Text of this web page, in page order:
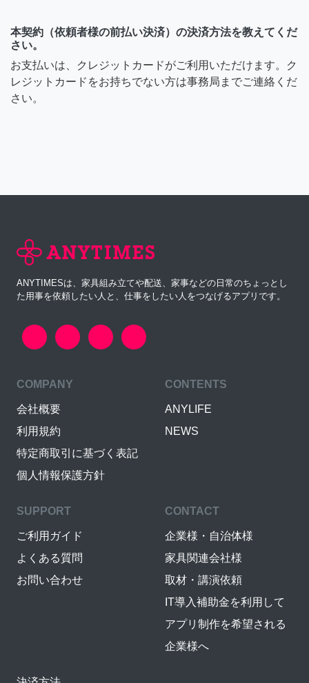
本契約（依頼者様の前払い決済）の決済方法を教えてくだ
さい。
お支払いは、クレジットカードがご利用いただけます。ク
レジットカードをお持ちでない方は事務局までご連絡くだ
さい。
ANYTIMESは、家具組み立てや配送、家事などの日常のちょっとし
た用事を依頼したい人と、仕事をしたい人をつなげるアプリです。
COMPANY
会社概要
利用規約
特定商取引に基づく表記
個人情報保護方針
CONTENTS
ANYLIFE
NEWS
SUPPORT
ご利用ガイド
よくある質問
お問い合わせ
CONTACT
企業様・自治体様
家具関連会社様
取材・講演依頼
IT導入補助金を利用して
アプリ制作を希望される
企業様へ